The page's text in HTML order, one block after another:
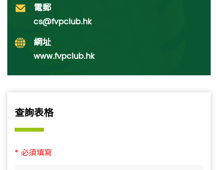
電郵
cs@fvpclub.hk
網址
www.fvpclub.hk
查詢表格
* 必須填寫